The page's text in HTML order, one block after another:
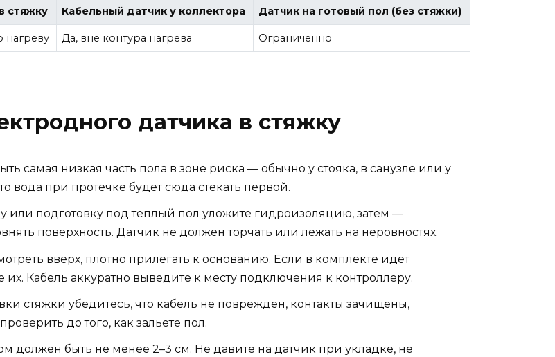
стяжку Кабельный датчик у коллектора Датчик на готовый пол (без стяжки)
нагреву Да, вне контура нагрева Ограниченно
датчика в стяжку
самая низкая часть пола в зоне риска — обычно у стояка, в санузле или у
вода при протечке будет сюда стекать первой.
или подготовку под теплый пол уложите гидроизоляцию, затем —
поверхность. Датчик не должен торчать или лежать на неровностях.
вверх, плотно прилегать к основанию. Если в комплекте идет
Кабель аккуратно выведите к месту подключения к контроллеру.
стяжки убедитесь, что кабель не поврежден, контакты зачищены,
до того, как зальете пол.
должен быть не менее 2–3 см. Не давите на датчик при укладке, не